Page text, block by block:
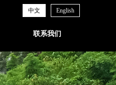
联系我们
中文 English